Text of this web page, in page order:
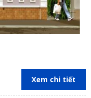
Xem chi tiết